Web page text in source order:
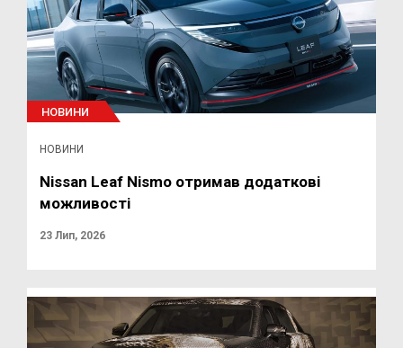
НОВИНИ
НОВИНИ
Nissan Leaf Nismo отримав додаткові
можливості
23 Лип, 2026